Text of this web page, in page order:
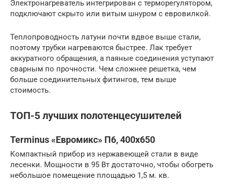
Электронагреватель интегрирован с терморегулятором,
подключают скрыто или витым шнуром с евровилкой.
Теплопроводность латуни почти вдвое выше стали,
поэтому трубки нагреваются быстрее. Лак требует
аккуратного обращения, а паяные соединения уступают
сварным по прочности. Чем сложнее решетка, чем
больше соединительных фитингов, тем выше
стоимость.
ТОП-5 лучших полотенцесушителей
Terminus «Евромикс» П6, 400х650
Компактный прибор из нержавеющей стали в виде
лесенки. Мощности в 95 Вт достаточно, чтобы обогреть
небольшое помещение площадью 1,5 м. кв.